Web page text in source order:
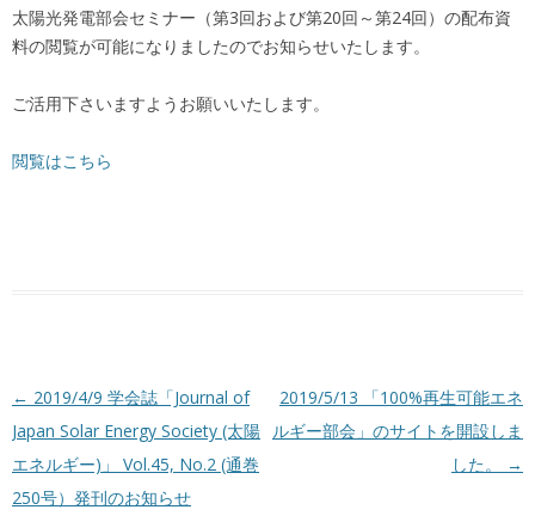
太陽光発電部会セミナー（第3回および第20回～第24回）の配布資
料の閲覧が可能になりましたのでお知らせいたします。
ご活用下さいますようお願いいたします。
閲覧はこちら
投稿ナビゲーション
← 2019/4/9 学会誌「Journal of
Japan Solar Energy Society (太陽
エネルギー)」 Vol.45, No.2 (通巻
250号）発刊のお知らせ
2019/5/13 「100%再生可能エネ
ルギー部会」のサイトを開設しま
した。
→